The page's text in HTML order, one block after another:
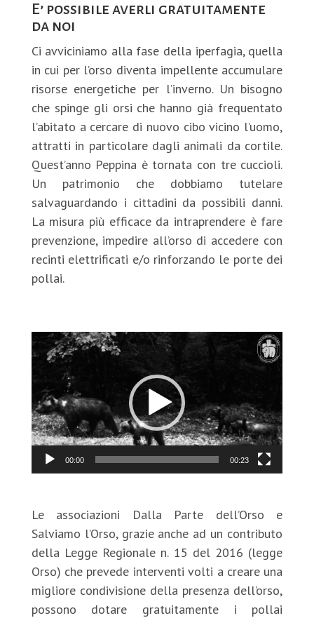
E’ possibile averli gratuitamente
da noi
Ci avviciniamo alla fase della iperfagia, quella
in cui per l’orso diventa impellente accumulare
risorse energetiche per l’inverno. Un bisogno
che spinge gli orsi che hanno già frequentato
l’abitato a cercare di nuovo cibo vicino l’uomo,
attratti in particolare dagli animali da cortile.
Quest’anno Peppina è tornata con tre cuccioli.
Un patrimonio che dobbiamo tutelare
salvaguardando i cittadini da possibili danni.
La misura più efficace da intraprendere è fare
prevenzione, impedire all’orso di accedere con
recinti elettrificati e/o rinforzando le porte dei
pollai.
Video
Player
00:00 00:23
Le associazioni Dalla Parte dell’Orso e
Salviamo l’Orso, grazie anche ad un contributo
della Legge Regionale n. 15 del 2016 (legge
Orso) che prevede interventi volti a creare una
migliore condivisione della presenza dell’orso,
possono dotare gratuitamente i pollai